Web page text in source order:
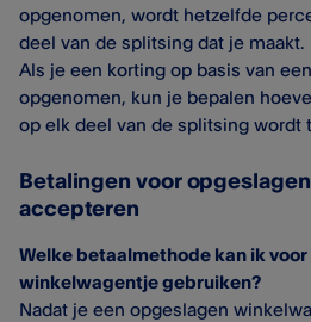
opgenomen, wordt hetzelfde
deel van de splitsing dat je maakt.
Als je een korting op basis van
opgenomen, kun je bepalen
op elk deel van de splitsing wordt
Betalingen voor
accepteren
Welke betaalmethode kan ik
winkelwagentje gebruiken?
Nadat je een opgeslagen